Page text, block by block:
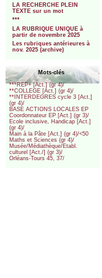
LA RECHERCHE PLEIN
TEXTE sur un mot
***
LA RUBRIQUE UNIQUE à
partir de novembre 2025
Les rubriques antérieures à
nov. 2025 (archive)
Mots-clés
***REP+ [Act.] (gr 4)/
**COLLEGE [Act.] (gr 4)/
**INTERDEGRES cycle 3 [Act.]
(gr 4)/
BASE ACTIONS LOCALES EP
Coordonnateur EP [Act.] (gr 3)/
Ecole inclusive, Handicap [Act.]
(gr 4)/
Main à la Pâte [Act.] (gr 4)/<50
Maths et Sciences (gr 4)/
Musée/Médiathèque/Etabl.
culturel [Act./] (gr 3)/
Orléans-Tours 45, 37/